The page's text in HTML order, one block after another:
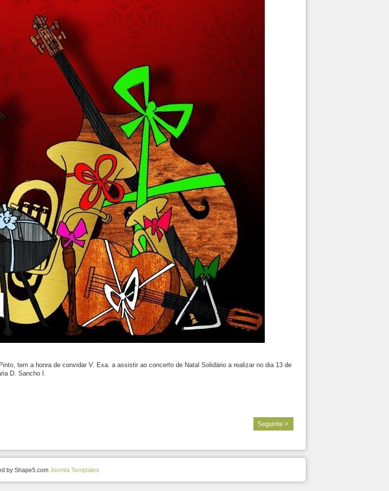
tem a honra de convidar V. Exa. a assistir ao concerto de Natal Solidário a realizar no dia 13 de
D. Sancho I.
Seguinte >
by Shape5.com Joomla Templates